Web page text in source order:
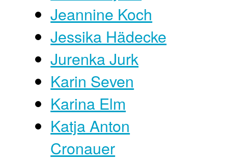
Jeannine Koch
Jessika Hädecke
Jurenka Jurk
Karin Seven
Karina Elm
Katja Anton
Cronauer